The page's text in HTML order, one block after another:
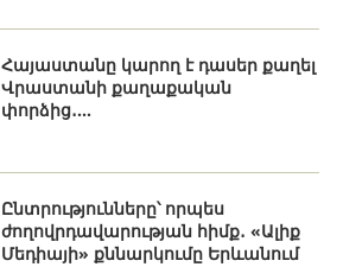
Հայաստանը կարող է դասեր քաղել
Վրաստանի քաղաքական
փորձից․...
Ընտրությունները՝ որպես
ժողովրդավարության հիմք․ «Ալիք
Մեդիայի» քննարկումը Երևանում